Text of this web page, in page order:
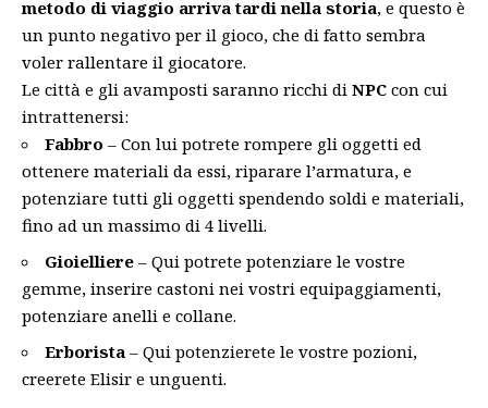
metodo di viaggio arriva tardi nella storia, e questo è
un punto negativo per il gioco, che di fatto sembra
voler rallentare il giocatore.
Le città e gli avamposti saranno ricchi di NPC con cui
intrattenersi:
Fabbro – Con lui potrete rompere gli oggetti ed
ottenere materiali da essi, riparare l’armatura, e
potenziare tutti gli oggetti spendendo soldi e materiali,
fino ad un massimo di 4 livelli.
Gioielliere – Qui potrete potenziare le vostre
gemme, inserire castoni nei vostri equipaggiamenti,
potenziare anelli e collane.
Erborista – Qui potenzierete le vostre pozioni,
creerete Elisir e unguenti.